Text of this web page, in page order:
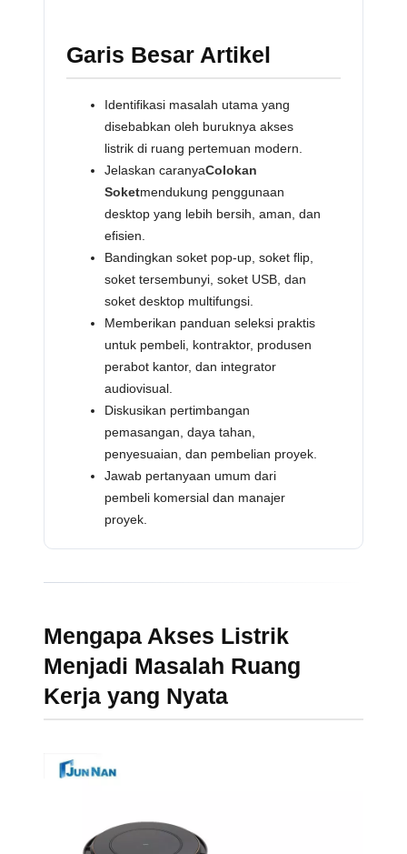
Garis Besar Artikel
Identifikasi masalah utama yang
disebabkan oleh buruknya akses
listrik di ruang pertemuan modern.
Jelaskan caranyaColokan
Soketmendukung penggunaan
desktop yang lebih bersih, aman, dan
efisien.
Bandingkan soket pop-up, soket flip,
soket tersembunyi, soket USB, dan
soket desktop multifungsi.
Memberikan panduan seleksi praktis
untuk pembeli, kontraktor, produsen
perabot kantor, dan integrator
audiovisual.
Diskusikan pertimbangan
pemasangan, daya tahan,
penyesuaian, dan pembelian proyek.
Jawab pertanyaan umum dari
pembeli komersial dan manajer
proyek.
Mengapa Akses Listrik
Menjadi Masalah Ruang
Kerja yang Nyata